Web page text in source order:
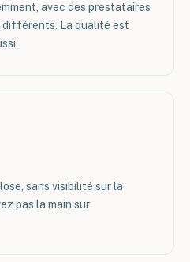
avec des prestataires
La qualité est
sans visibilité sur la
pas la main sur